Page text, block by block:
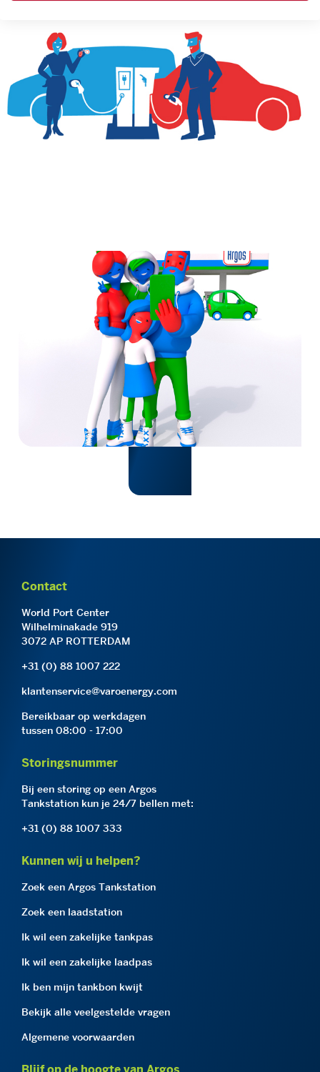
Contact
World Port Center
Wilhelminakade 919
3072 AP ROTTERDAM
+31 (0) 88 1007 222
klantenservice@varoenergy.com
Bereikbaar op werkdagen
tussen 08:00 - 17:00
Storingsnummer
Bij een storing op een Argos
Tankstation kun je 24/7 bellen met:
+31 (0) 88 1007 333
Kunnen wij u helpen?
Zoek een Argos Tankstation
Zoek een laadstation
Ik wil een zakelijke tankpas
Ik wil een zakelijke laadpas
Ik ben mijn tankbon kwijt
Bekijk alle veelgestelde vragen
Algemene voorwaarden